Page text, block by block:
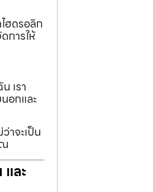
ฮดรอลิก
การให้
เรา
อกและ
าจะเป็น
ละ